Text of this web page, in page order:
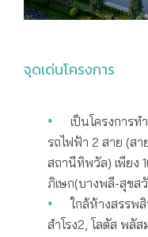
จุดเด่นโครงการ
เป็นโครงการ
รถไฟฟ้า 2 สาย (ส
สถานีทิพวัล) เพียง
ภิเษก(บางพลี-สุขส
ใกล้ห้างสรรพ
สำโรง2, โลตัส พลั